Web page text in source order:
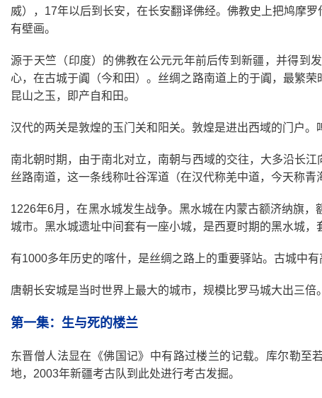
威），17年以后到长安，在长安翻译佛经。佛教史上把鸠摩
有壁画。
源于天竺（印度）的佛教在公元元年前后传到新疆，并得到
心，在古城于阗（今和田）。丝绸之路南道上的于阗，最繁
昆山之玉，即产自和田。
汉代的两关是敦煌的玉门关和阳关。敦煌是进出西域的门户。
南北朝时期，由于南北对立，南朝与西域的交往，大多沿长
丝路南道，这一条线称吐谷浑道（在汉代称羌中道，今天称青
1226年6月，在黑水城发生战争。黑水城在内蒙古额济纳旗
城市。黑水城遗址中间套有一座小城，是西夏时期的黑水城，
有1000多年历史的喀什，是丝绸之路上的重要驿站。古城中
唐朝长安城是当时世界上最大的城市，规模比罗马城大出三倍
第一集：生与死的楼兰
东晋僧人法显在《佛国记》中有路过楼兰的记载。库尔勒至
地，2003年新疆考古队到此处进行考古发掘。